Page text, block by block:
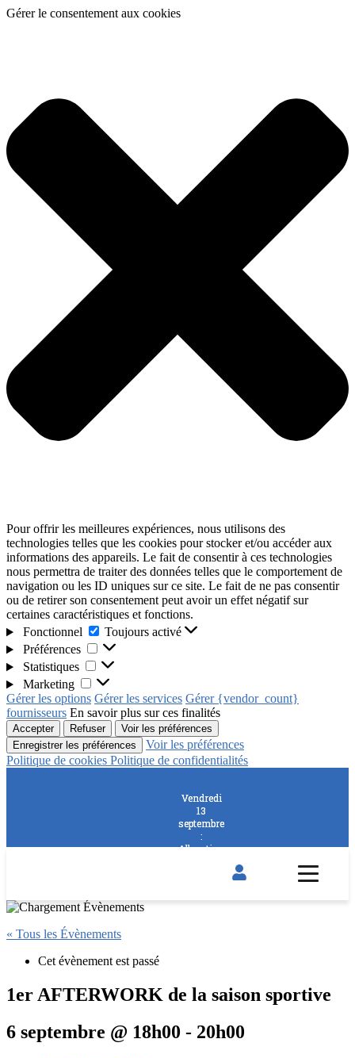
Gérer le consentement aux cookies
Pour offrir les meilleures expériences, nous utilisons des
technologies telles que les cookies pour stocker et/ou accéder aux
informations des appareils. Le fait de consentir à ces technologies
nous permettra de traiter des données telles que le comportement de
navigation ou les ID uniques sur ce site. Le fait de ne pas consentir
ou de retirer son consentement peut avoir un effet négatif sur
certaines caractéristiques et fonctions.
Fonctionnel
Toujours activé
Préférences
Statistiques
Marketing
Gérer les options Gérer les services Gérer {vendor_count}
fournisseurs En savoir plus sur ces finalités
Accepter Refuser
Voir les préférences
Enregistrer les préférences
Voir les préférences
Politique de cookies Politique de confidentialités
Vendredi
13
septembre
:
Allocution
et 2nd
Vendredi
13
septembre
:
Allocution
et 2nd
« Tous les Évènements
Cet évènement est passé
1er AFTERWORK de la saison sportive
6 septembre @ 18h00 - 20h00